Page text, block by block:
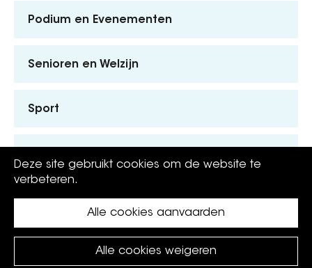
Podium en Evenementen
Senioren en Welzijn
Sport
Deze site gebruikt cookies om de website te
verbeteren.
Alle cookies weigeren
Alle cookies aanvaarden